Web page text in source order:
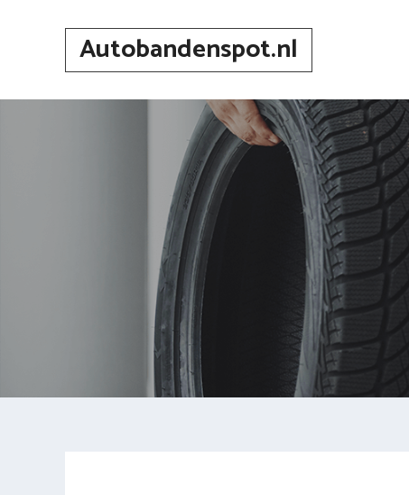
Autobandenspot.nl